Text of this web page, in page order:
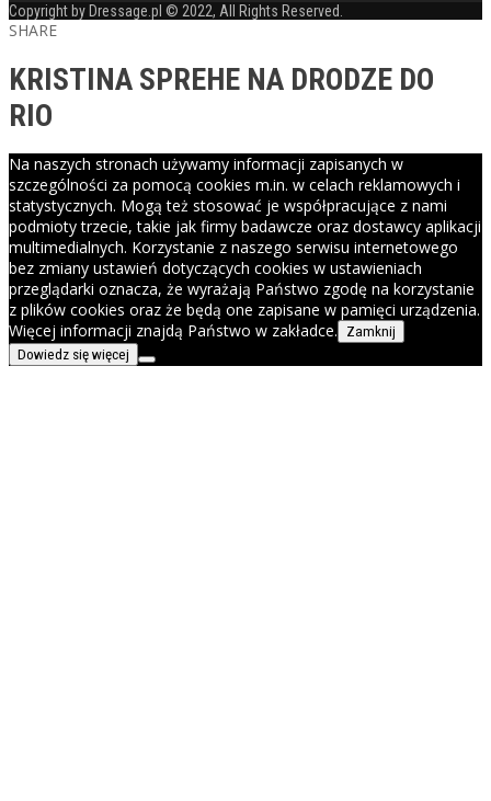
Copyright by Dressage.pl © 2022, All Rights Reserved.
SHARE
KRISTINA SPREHE NA DRODZE DO
RIO
Na naszych stronach używamy informacji zapisanych w
szczególności za pomocą cookies m.in. w celach reklamowych i
statystycznych. Mogą też stosować je współpracujące z nami
podmioty trzecie, takie jak firmy badawcze oraz dostawcy aplikacji
multimedialnych. Korzystanie z naszego serwisu internetowego
bez zmiany ustawień dotyczących cookies w ustawieniach
przeglądarki oznacza, że wyrażają Państwo zgodę na korzystanie
z plików cookies oraz że będą one zapisane w pamięci urządzenia.
Więcej informacji znajdą Państwo w zakładce.
Zamknij
Dowiedz się więcej